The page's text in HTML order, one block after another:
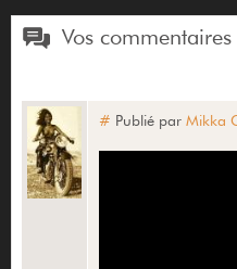
Vos commentaires
# Publié par Mikka